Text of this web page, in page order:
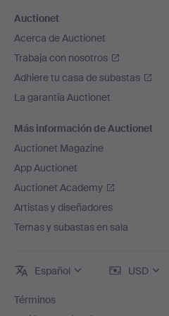
Auctionet
Acerca de Auctionet
Trabaja con nosotros
Adhiere tu casa de subastas
La garantía Auctionet
Más información de Auctionet
Auctionet Magazine
App Auctionet
Auctionet Academy
Artistas y diseñadores
Temas y subastas en sala
Español USD
Términos